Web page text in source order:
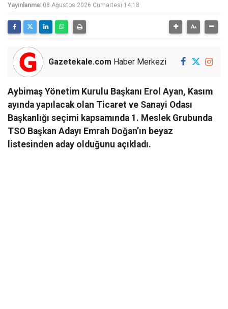
Yayınlanma: 08 Ağustos 2026 Cumartesi 14:18
Gazetekale.com Haber Merkezi
Aybimaş Yönetim Kurulu Başkanı Erol Ayan, Kasım
ayında yapılacak olan Ticaret ve Sanayi Odası
Başkanlığı seçimi kapsamında 1. Meslek Grubunda
TSO Başkan Adayı Emrah Doğan’ın beyaz
listesinden aday olduğunu açıkladı.